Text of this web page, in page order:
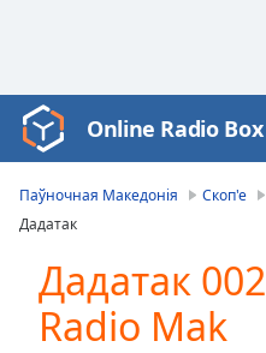
Video
Player
loading.
Video
Play
Skip
Backward
Online Radio Box
Паўночная Македонія Скоп'е
Дадатак
Дадатак
Radio Mak